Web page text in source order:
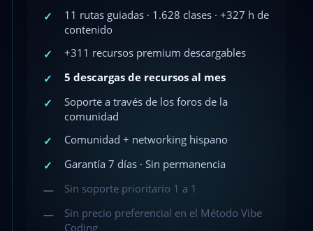
✓
11 rutas guiadas · 1.628 clases · +327 h de
contenido
✓
+311 recursos premium descargables
✓
5 descargas de recursos al mes
✓
Soporte a través de los foros de la
comunidad
✓
Comunidad + networking hispano
✓
Garantía 7 días · Sin permanencia
—
Sin soporte prioritario 1 a 1
—
Sin precio preferencial en el Método Vibe
Coding